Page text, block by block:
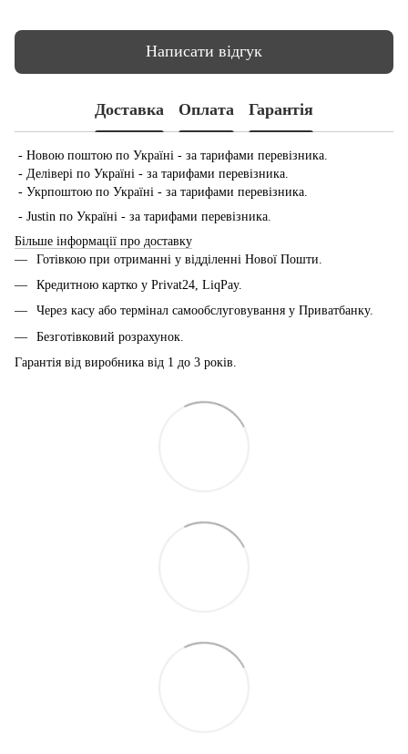
Написати відгук
Доставка Оплата Гарантія
- Новою поштою по Україні - за тарифами перевізника.
- Делівері по Україні - за тарифами перевізника.
- Укрпоштою по Україні - за тарифами перевізника.
- Justin по Україні - за тарифами перевізника.
Більше інформації про доставку
Готівкою при отриманні у відділенні Нової Пошти.
Кредитною картко у Privat24, LiqPay.
Через касу або термінал самообслуговування у Приватбанку.
Безготівковий розрахунок.
Гарантія від виробника від 1 до 3 років.